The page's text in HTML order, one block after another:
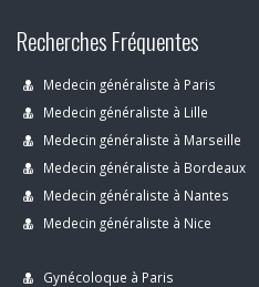
Recherches Fréquentes
Medecin généraliste à Paris
Medecin généraliste à Lille
Medecin généraliste à Marseille
Medecin généraliste à Bordeaux
Medecin généraliste à Nantes
Medecin généraliste à Nice
Gynécoloque à Paris